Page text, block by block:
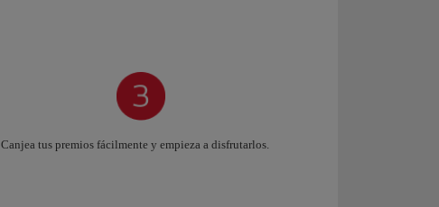
Canjea tus premios fácilmente y empieza a disfrutarlos.